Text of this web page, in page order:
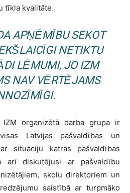
tīkla kvalitāte.
APŅĒMĪBU SEKOT
NETIKTU
LĒMUMI, JO IZM
NAV VĒRTĒJAMS
organizētā darba grupa ir
Latvijas pašvaldības un
situāciju katras pašvaldības
arī diskutējusi ar pašvaldību
skolu direktoriem un
saistībā ar turpmāko